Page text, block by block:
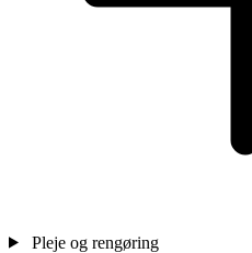
Pleje og rengøring